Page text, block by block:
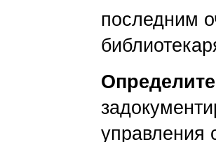
последним
управления